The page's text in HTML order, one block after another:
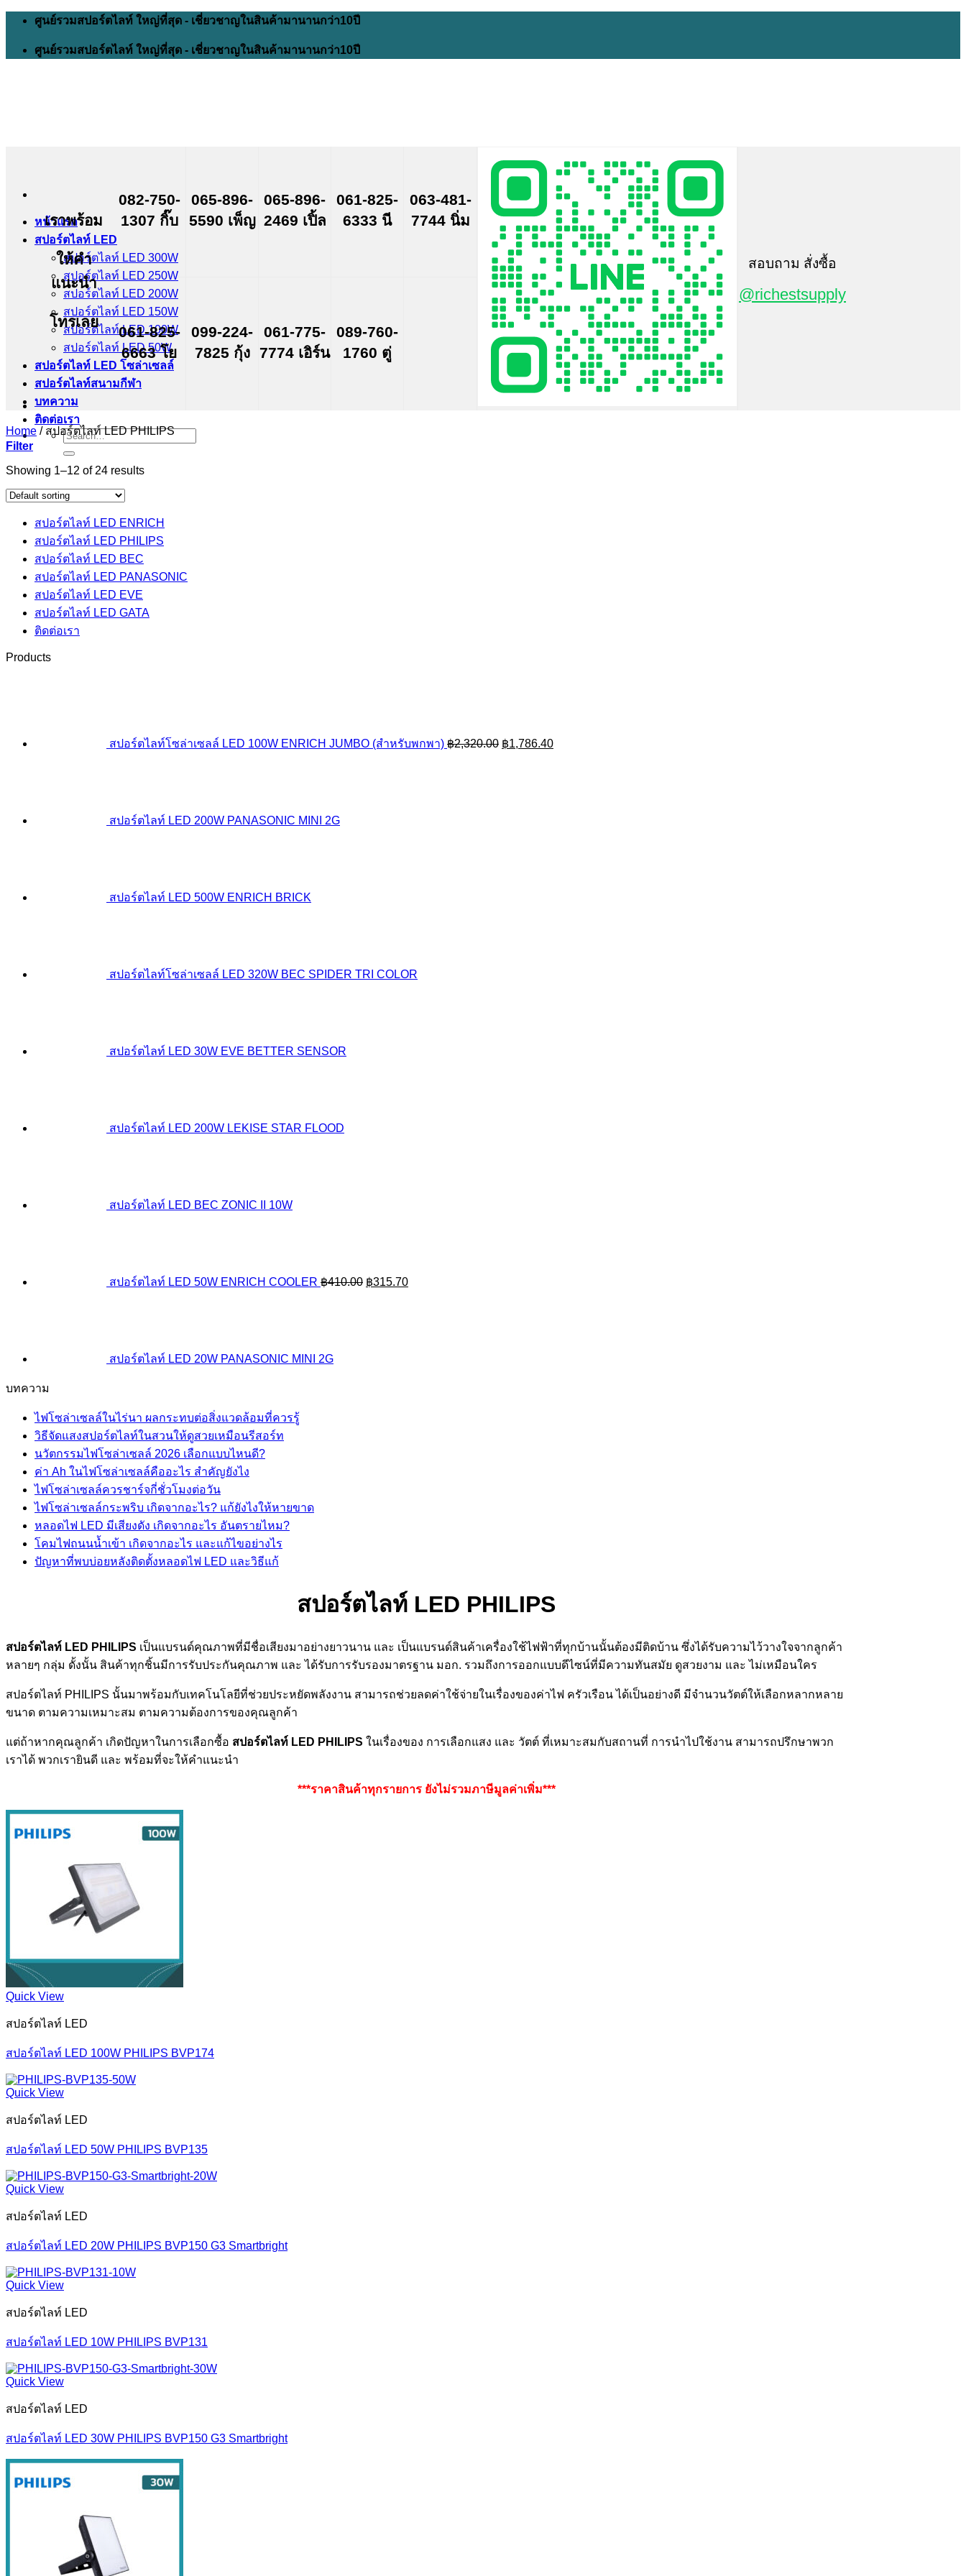
Skip
ศูนย์รวมสปอร์ตไลท์ ใหญ่ที่สุด - เชี่ยวชาญในสินค้ามานานกว่า10ปี
ศูนย์รวมสปอร์ตไลท์ ใหญ่ที่สุด - เชี่ยวชาญในสินค้ามานานกว่า10ปี
หน้าแรก
สปอร์ตไลท์ LED
สปอร์ตไลท์ LED 300W
สปอร์ตไลท์ LED 250W
สปอร์ตไลท์ LED 200W
สปอร์ตไลท์ LED 150W
สปอร์ตไลท์ LED 100W
สปอร์ตไลท์ LED 50W
สปอร์ตไลท์ LED โซล่าเซลล์
สปอร์ตไลท์สนามกีฬา
บทความ
ติดต่อเรา
Search
for:
เราพร้อม
ให้คำ
แนะนำ
โทรเลย
082-750-
1307 กิ๊บ
065-896-
5590 เพ็ญ
065-896-
2469 เปิ้ล
061-825-
6333 นี
063-481-
7744 นิ่ม
สอบถาม สั่งซื้อ
@richestsupply
061-825-
6663 โย
099-224-
7825 กุ้ง
061-775-
7774 เอิร์น
089-760-
1760 ตู่
Home /สปอร์ตไลท์ LED PHILIPS
Filter
Showing 1–12 of 24 results
สปอร์ตไลท์ LED ENRICH
สปอร์ตไลท์ LED PHILIPS
สปอร์ตไลท์ LED BEC
สปอร์ตไลท์ LED PANASONIC
สปอร์ตไลท์ LED EVE
สปอร์ตไลท์ LED GATA
ติดต่อเรา
Products
สปอร์ตไลท์โซล่าเซลล์ LED 100W ENRICH JUMBO (สำหรับพกพา) ฿2,320.00 ฿1,786.40
สปอร์ตไลท์ LED 200W PANASONIC MINI 2G
สปอร์ตไลท์ LED 500W ENRICH BRICK
สปอร์ตไลท์โซล่าเซลล์ LED 320W BEC SPIDER TRI COLOR
สปอร์ตไลท์ LED 30W EVE BETTER SENSOR
สปอร์ตไลท์ LED 200W LEKISE STAR FLOOD
สปอร์ตไลท์ LED BEC ZONIC II 10W
สปอร์ตไลท์ LED 50W ENRICH COOLER ฿410.00 ฿315.70
สปอร์ตไลท์ LED 20W PANASONIC MINI 2G
บทความ
ไฟโซล่าเซลล์ในไร่นา ผลกระทบต่อสิ่งแวดล้อมที่ควรรู้
วิธีจัดแสงสปอร์ตไลท์ในสวนให้ดูสวยเหมือนรีสอร์ท
นวัตกรรมไฟโซล่าเซลล์ 2026 เลือกแบบไหนดี?
ค่า Ah ในไฟโซล่าเซลล์คืออะไร สำคัญยังไง
ไฟโซล่าเซลล์ควรชาร์จกี่ชั่วโมงต่อวัน
ไฟโซล่าเซลล์กระพริบ เกิดจากอะไร? แก้ยังไงให้หายขาด
หลอดไฟ LED มีเสียงดัง เกิดจากอะไร อันตรายไหม?
โคมไฟถนนน้ำเข้า เกิดจากอะไร และแก้ไขอย่างไร
ปัญหาที่พบบ่อยหลังติดตั้งหลอดไฟ LED และวิธีแก้
สปอร์ตไลท์ LED PHILIPS
สปอร์ตไลท์ LED PHILIPS เป็นแบรนด์คุณภาพที่มีชื่อเสียงมาอย่างยาวนาน และ เป็นแบรนด์สินค้าเครื่องใช้ไฟฟ้าที่ทุกบ้านนั้นต้องมีติดบ้าน ซึ่งได้รับความไว้วางใจจากลูกค้า
หลายๆ กลุ่ม ดั้งนั้น สินค้าทุกชิ้นมีการรับประกันคุณภาพ และ ได้รับการรับรองมาตรฐาน มอก. รวมถึงการออกแบบดีไซน์ที่มีความทันสมัย ดูสวยงาม และ ไม่เหมือนใคร
สปอร์ตไลท์ PHILIPS นั้นมาพร้อมกับเทคโนโลยีที่ช่วยประหยัดพลังงาน สามารถช่วยลดค่าใช้จ่ายในเรื่องของค่าไฟ ครัวเรือน ได้เป็นอย่างดี มีจำนวนวัตต์ให้เลือกหลากหลาย
ขนาด ตามความเหมาะสม ตามความต้องการของคุณลูกค้า
แต่ถ้าหากคุณลูกค้า เกิดปัญหาในการเลือกซื้อ สปอร์ตไลท์ LED PHILIPS ในเรื่องของ การเลือกแสง และ วัตต์ ที่เหมาะสมกับสถานที่ การนำไปใช้งาน สามารถปรึกษาพวก
เราได้ พวกเรายินดี และ พร้อมที่จะให้คำแนะนำ
***ราคาสินค้าทุกรายการ ยังไม่รวมภาษีมูลค่าเพิ่ม***
Quick View
สปอร์ตไลท์ LED
สปอร์ตไลท์ LED 100W PHILIPS BVP174
Quick View
สปอร์ตไลท์ LED
สปอร์ตไลท์ LED 50W PHILIPS BVP135
Quick View
สปอร์ตไลท์ LED
สปอร์ตไลท์ LED 20W PHILIPS BVP150 G3 Smartbright
Quick View
สปอร์ตไลท์ LED
สปอร์ตไลท์ LED 10W PHILIPS BVP131
Quick View
สปอร์ตไลท์ LED
สปอร์ตไลท์ LED 30W PHILIPS BVP150 G3 Smartbright